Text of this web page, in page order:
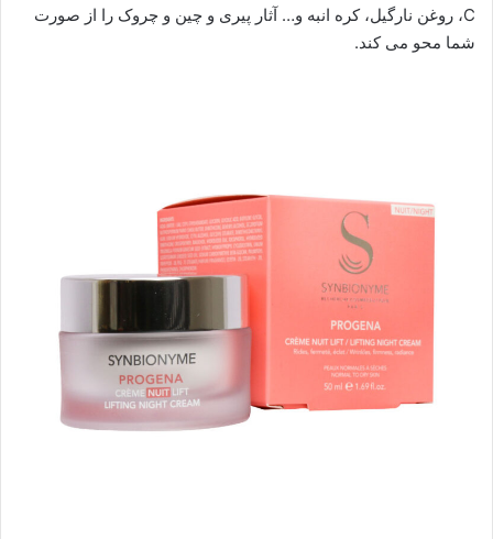
C، روغن نارگیل، کره انبه و… آثار پیری و چین و چروک را از صورت
شما محو می کند.